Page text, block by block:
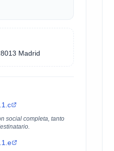
Madrid
social completa, tanto